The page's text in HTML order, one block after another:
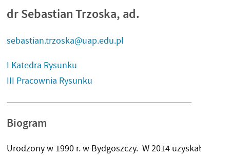
dr Sebastian Trzoska, ad.
sebastian.trzoska@uap.edu.pl
I Katedra Rysunku
III Pracownia Rysunku
Biogram
Urodzony w 1990 r. w Bydgoszczy. W 2014 uzyskał